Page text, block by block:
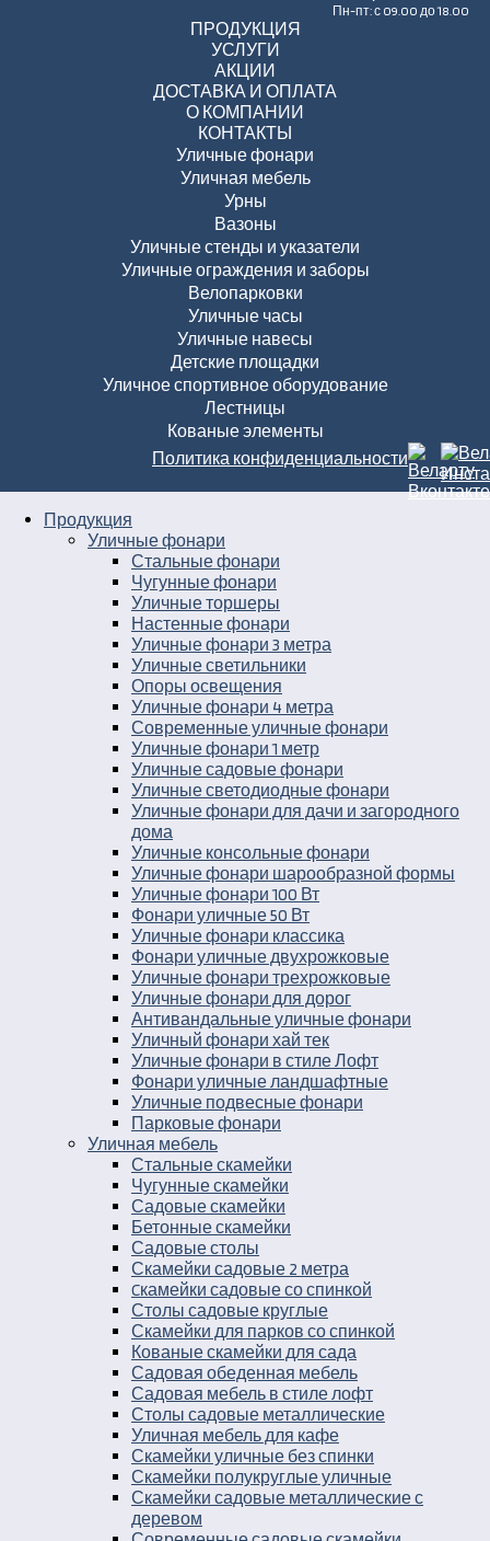
Пн-пт: с 09.00 до 18.00
ПРОДУКЦИЯ
УСЛУГИ
АКЦИИ
ДОСТАВКА И ОПЛАТА
О КОМПАНИИ
КОНТАКТЫ
Уличные фонари
Уличная мебель
Урны
Вазоны
Уличные стенды и указатели
Уличные ограждения и заборы
Велопарковки
Уличные часы
Уличные навесы
Детские площадки
Уличное спортивное оборудование
Лестницы
Кованые элементы
Политика конфиденциальности
Продукция
Уличные фонари
Стальные фонари
Чугунные фонари
Уличные торшеры
Настенные фонари
Уличные фонари 3 метра
Уличные светильники
Опоры освещения
Уличные фонари 4 метра
Современные уличные фонари
Уличные фонари 1 метр
Уличные садовые фонари
Уличные светодиодные фонари
Уличные фонари для дачи и загородного
дома
Уличные консольные фонари
Уличные фонари шарообразной формы
Уличные фонари 100 Вт
Фонари уличные 50 Вт
Уличные фонари классика
Фонари уличные двухрожковые
Уличные фонари трехрожковые
Уличные фонари для дорог
Антивандальные уличные фонари
Уличный фонари хай тек
Уличные фонари в стиле Лофт
Фонари уличные ландшафтные
Уличные подвесные фонари
Парковые фонари
Уличная мебель
Стальные скамейки
Чугунные скамейки
Садовые скамейки
Бетонные скамейки
Садовые столы
Скамейки садовые 2 метра
Cкамейки садовые со спинкой
Столы садовые круглые
Скамейки для парков со спинкой
Кованые скамейки для сада
Садовая обеденная мебель
Садовая мебель в стиле лофт
Столы садовые металлические
Уличная мебель для кафе
Скамейки уличные без спинки
Скамейки полукруглые уличные
Скамейки садовые металлические с
деревом